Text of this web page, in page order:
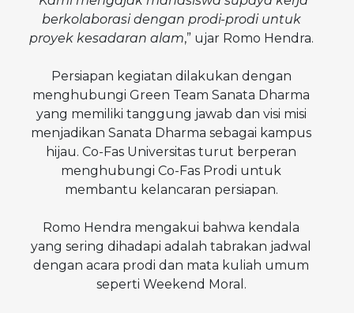
berkolaborasi dengan prodi-prodi untuk
proyek kesadaran alam,” ujar Romo Hendra.
Persiapan kegiatan dilakukan dengan
menghubungi Green Team Sanata Dharma
yang memiliki tanggung jawab dan visi misi
menjadikan Sanata Dharma sebagai kampus
hijau. Co-Fas Universitas turut berperan
menghubungi Co-Fas Prodi untuk
membantu kelancaran persiapan.
Romo Hendra mengakui bahwa kendala
yang sering dihadapi adalah tabrakan jadwal
dengan acara prodi dan mata kuliah umum
seperti Weekend Moral.